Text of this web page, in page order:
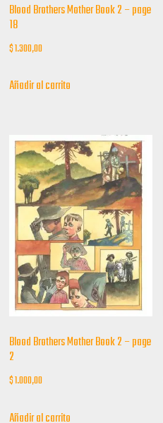
Blood Brothers Mother Book 2 – page
18
$1.300,00
Añadir al carrito
Blood Brothers Mother Book 2 – page
2
$1.000,00
Añadir al carrito